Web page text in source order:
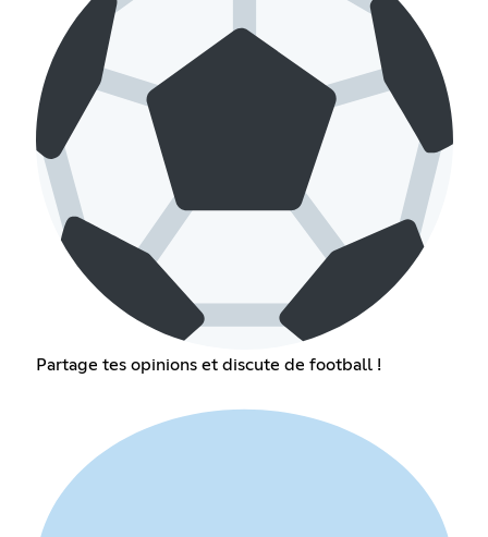
Partage tes opinions et discute de football !